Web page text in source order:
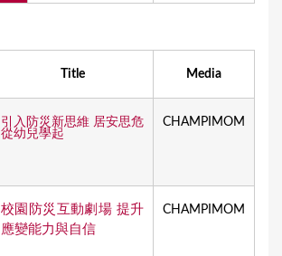
Title Media
引入防災新思維 居安思危
從幼兒學起
CHAMPIMOM
校園防災互動劇場 提升
應變能力與自信
CHAMPIMOM